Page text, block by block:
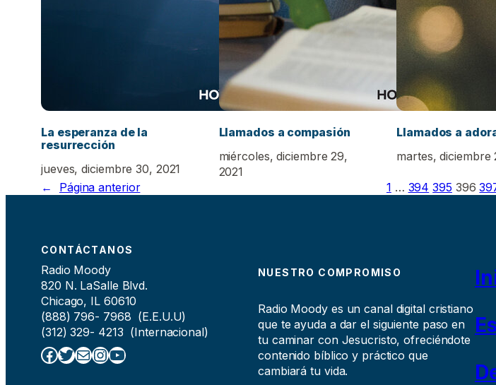
La esperanza de la
resurrección
jueves, diciembre 30, 2021
Llamados a compasión
miércoles, diciembre 29,
2021
Llamados a
martes, diciembre
←
Página anterior 1 … 394 395 396
CONTÁCTANOS
Radio Moody
820 N. LaSalle Blvd.
Chicago, IL 60610
(888) 796- 7968 (E.E.U.U)
(312) 329- 4213 (Internacional)
Facebook Twitter Correo electrónico InstagramYouTube
NUESTRO COMPROMISO
Radio Moody es un canal digital cristiano
que te ayuda a dar el siguiente paso en
tu caminar con Jesucristo, ofreciéndote
contenido bíblico y práctico que
cambiará tu vida.